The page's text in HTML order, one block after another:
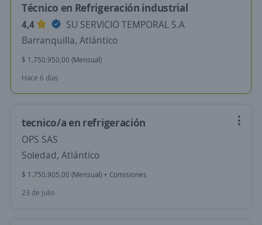
Técnico en Refrigeración industrial
4,4
SU SERVICIO TEMPORAL S.A
Barranquilla, Atlántico
$ 1.750.950,00 (Mensual)
Hace 6 días
tecnico/a en refrigeración
OPS SAS
Soledad, Atlántico
$ 1.750.905,00 (Mensual) + Comisiones
23 de julio